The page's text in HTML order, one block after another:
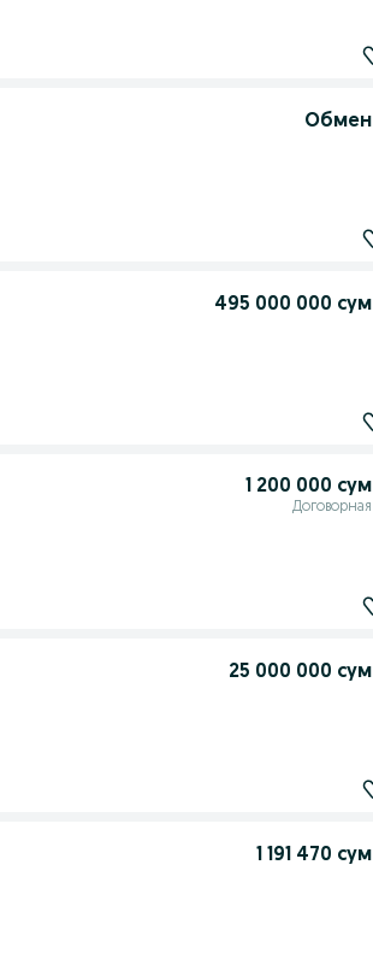
Обмен
495 000 000 сум
1 200 000 сум
Договорная
25 000 000 сум
1 191 470 сум